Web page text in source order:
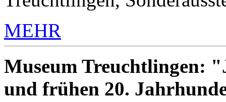
MEHR
Museum Treuchtlingen:
und frühen 20.